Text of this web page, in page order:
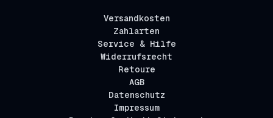
Versandkosten
Zahlarten
Service & Hilfe
Widerrufsrecht
Retoure
AGB
Datenschutz
Impressum